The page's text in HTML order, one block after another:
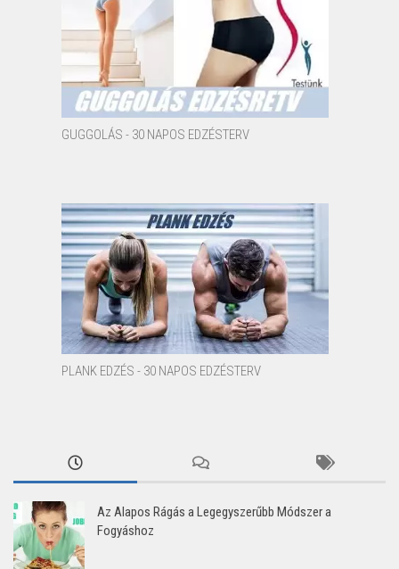
GUGGOLÁS - 30 NAPOS EDZÉSTERV
PLANK EDZÉS - 30 NAPOS EDZÉSTERV
Az Alapos Rágás a Legegyszerűbb Módszer a
Fogyáshoz